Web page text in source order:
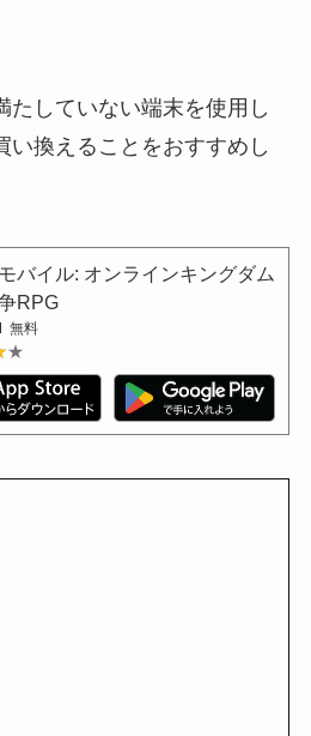
たしていない端末を使用し
い換えることをおすすめし
バイル: オンラインキングダム
RPG
無料